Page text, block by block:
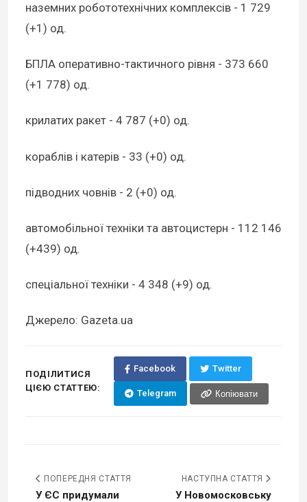
наземних робототехнічних комплексів - 1 729
(+1) од.
БПЛА оперативно-тактичного рівня - 373 660
(+1 778) од.
крилатих ракет - 4 787 (+0) од.
кораблів і катерів - 33 (+0) од.
підводних човнів - 2 (+0) од.
автомобільної техніки та автоцистерн - 112 146
(+439) од.
спеціальної техніки - 4 348 (+9) од.
Джерело: Gazeta.ua
ПОДІЛИТИСЯ
ЦІЄЮ СТАТТЕЮ:
Facebook Twitter
Telegram Копіювати
ПОПЕРЕДНЯ СТАТТЯ
У ЄС придумали
НАСТУПНА СТАТТЯ
У Новомосковську